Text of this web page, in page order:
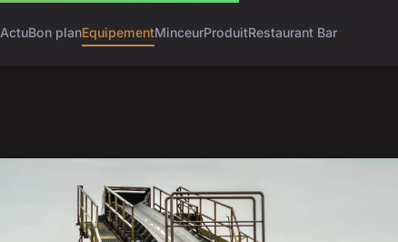
ActuBon planEquipementMinceurProduitRestaurant Bar